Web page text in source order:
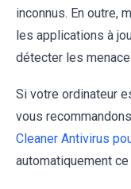
inconnus. En outre,
les applications à
détecter les
Si votre ordinateur
vous
Cleaner Antivirus
automatiquement